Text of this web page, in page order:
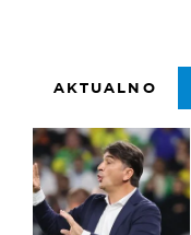
AKTUALNO